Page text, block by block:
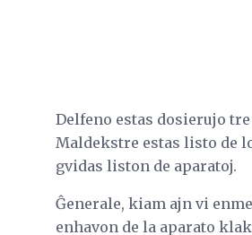
Delfeno estas dosierujo
Maldekstre estas listo de
gvidas liston de aparatoj.
Ĝenerale, kiam ajn vi
enhavon de la aparato